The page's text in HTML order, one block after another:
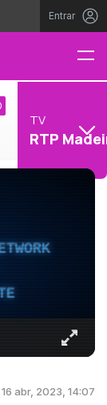
Entrar
TV
RTP
16 abr, 2023, 14:07